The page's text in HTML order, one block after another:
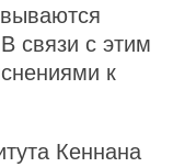
связи с этим
к
Кеннана